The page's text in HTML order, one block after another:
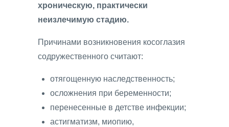
хроническую, практически
неизлечимую стадию.
Причинами возникновения косоглазия
содружественного считают:
отягощенную наследственность;
осложнения при беременности;
перенесенные в детстве инфекции;
астигматизм, миопию,